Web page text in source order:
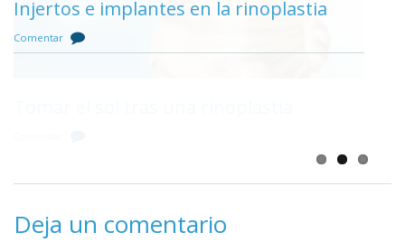
Injertos e implantes en la rinoplastia
Comentar
Deja un comentario